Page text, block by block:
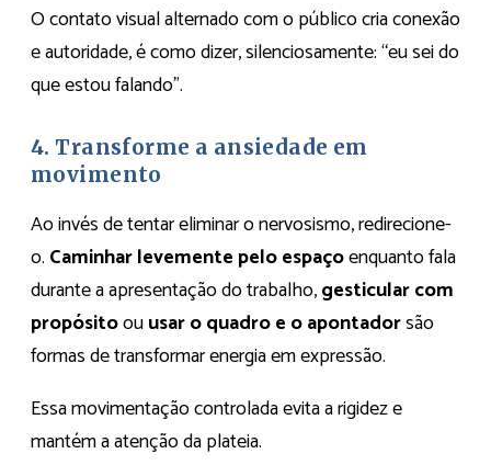
O contato visual alternado com o público cria conexão
e autoridade, é como dizer, silenciosamente: “eu sei do
que estou falando”.
4. Transforme a ansiedade em
movimento
Ao invés de tentar eliminar o nervosismo, redirecione-
o. Caminhar levemente pelo espaçoenquanto fala
durante a apresentação do trabalho,gesticular com
propósitoouusar o quadro e o apontadorsão
formas de transformar energia em expressão.
Essa movimentação controlada evita a rigidez e
mantém a atenção da plateia.